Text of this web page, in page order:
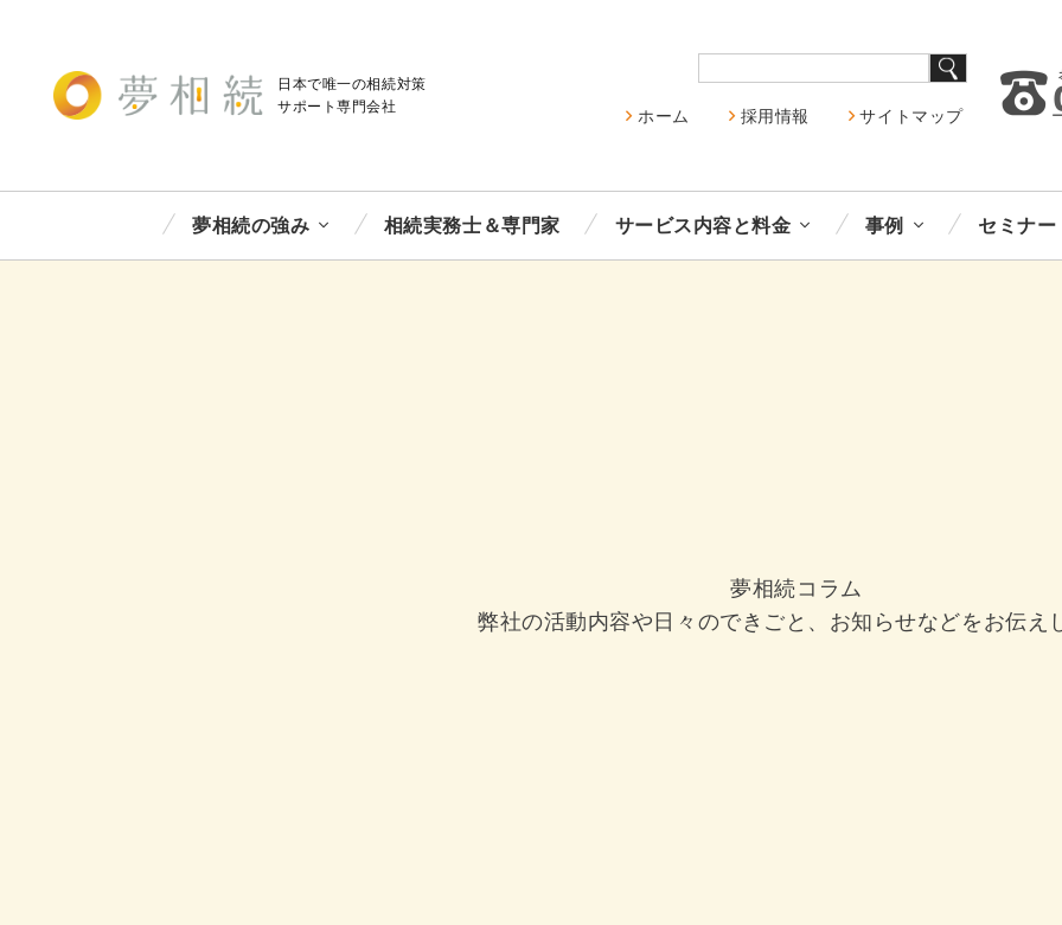
日本で唯一の相続対策
サポート専門会社 ホーム 採用情報 サイトマップ
夢相続の強み 相続実務士＆専門家 サービス内容と料金 事例 セミナー
夢相続コラム
弊社の活動内容や日々のできごと、お知らせなどをお伝え